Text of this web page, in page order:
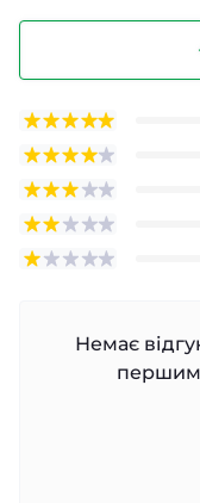
Немає
першим,